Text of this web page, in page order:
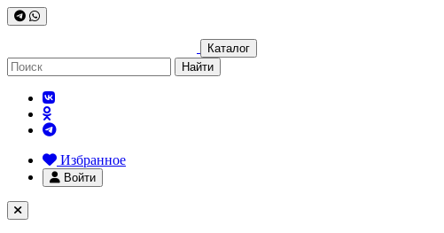
Каталог
Найти
Избранное
Войти